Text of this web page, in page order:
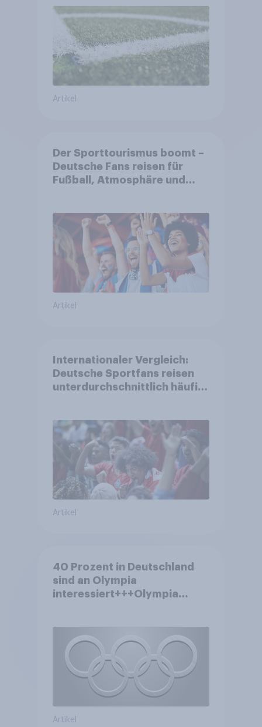
Artikel
Der Sporttourismus boomt –
Deutsche Fans reisen für
Fußball, Atmosphäre und
Artikel
Internationaler Vergleich:
Deutsche Sportfans reisen
unterdurchschnittlich häufig
Artikel
40 Prozent in Deutschland
sind an Olympia
interessiert+++Olympia
Ausrüstung+++Umsatz
rückläufig
Artikel